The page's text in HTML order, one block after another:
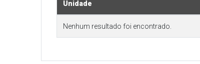
Unidade
Nenhum resultado foi encontrado.